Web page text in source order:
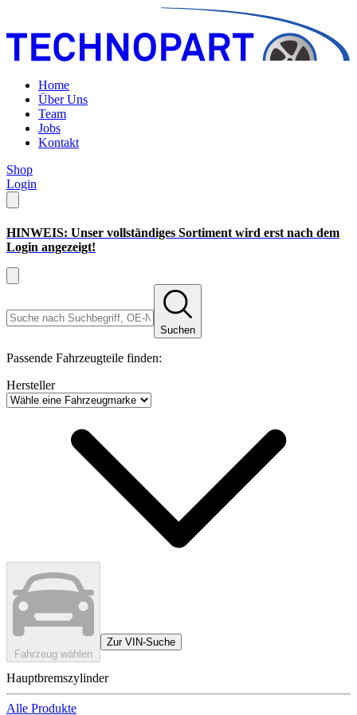
Home
Über Uns
Team
Jobs
Kontakt
Shop
Login
HINWEIS: Unser vollständiges Sortiment wird erst nach dem
Login angezeigt!
Suchen
Passende Fahrzeugteile finden:
Hersteller
Fahrzeug wählen
Zur VIN-Suche
Hauptbremszylinder
Alle Produkte